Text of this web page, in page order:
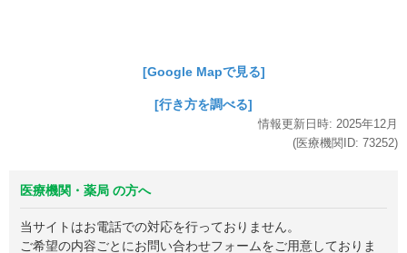
[Google Mapで見る]
[行き方を調べる]
情報更新日時: 2025年12月
(医療機関ID: 73252)
医療機関・薬局 の方へ
当サイトはお電話での対応を行っておりません。
ご希望の内容ごとにお問い合わせフォームをご用意しておりま